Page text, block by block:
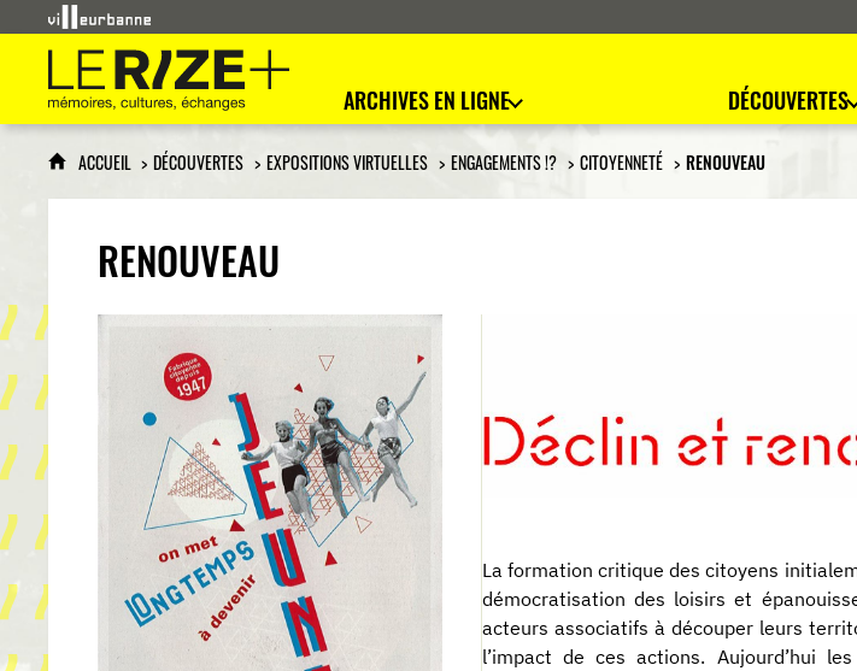
Le Rize+
mémoires, cultures, échanges
ARCHIVES EN LIGNE DÉCOUVERTES
ACCUEIL DÉCOUVERTES EXPOSITIONS VIRTUELLES ENGAGEMENTS !? CITOYENNETÉ RENOUVEAU
RENOUVEAU
La formation critique des citoyens
démocratisation des loisirs et
acteurs associatifs à découper leurs
l’impact de ces actions. Aujourd’hui